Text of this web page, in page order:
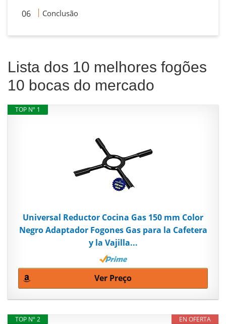
Conclusão
Lista dos 10 melhores fogões
10 bocas do mercado
TOP Nº 1
Universal Reductor Cocina Gas 150 mm Color
Negro Adaptador Fogones Gas para la Cafetera
y la Vajilla...
Ver Preço
EN OFERTA
TOP Nº 2